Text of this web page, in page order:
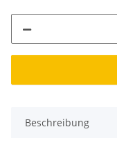
Beschreibung